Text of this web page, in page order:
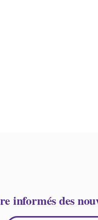
informés des